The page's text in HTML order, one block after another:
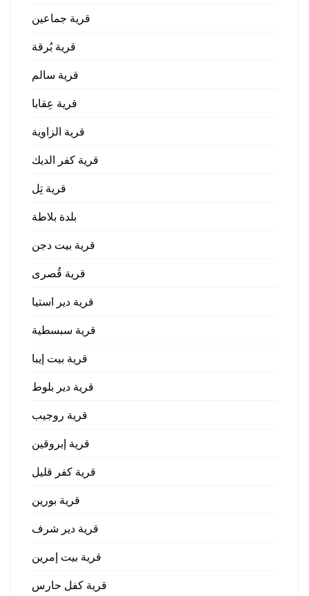
قرية جماعين
قرية بُرقة
قرية سالم
قرية عِقابا
قرية الزاوية
قرية كفر الديك
قرية تِل
بلدة بلاطة
قرية بيت دجن
قرية قُصرى
قرية دير استيا
قرية سبسطية
قرية بيت إيبا
قرية دير بلوط
قرية روجيب
قرية إبروقين
قرية كفر قليل
قرية بورين
قرية دير شرف
قرية بيت إمرين
قرية كفل حارس